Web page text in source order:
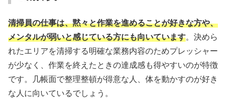
清掃員の仕事は、黙々と作業を進めることが好きな方や、
メンタルが弱いと感じている方にも向いています。決めら
れたエリアを清掃する明確な業務内容のためプレッシャー
が少なく、作業を終えたときの達成感も得やすいのが特徴
です。几帳面で整理整頓が得意な人、体を動かすのが好き
な人に向いているでしょう。